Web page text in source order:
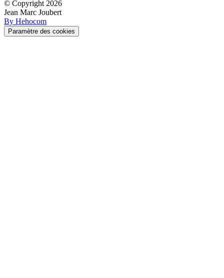
© Copyright 2026
Jean Marc Joubert
By Hehocom
Paramètre des cookies